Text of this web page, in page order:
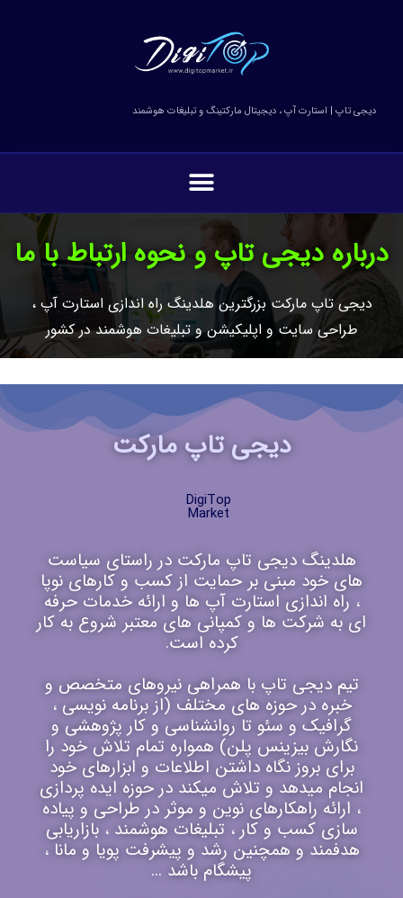
دیجی تاپ | استارت آپ ، دیجیتال مارکتینگ و تبلیغات هوشمند
منو
درباره دیجی تاپ و نحوه ارتباط با ما
دیجی تاپ مارکت بزرگترین هلدینگ راه اندازی استارت آپ ،
طراحی سایت و اپلیکیشن و تبلیغات هوشمند در کشور
دیجی تاپ مارکت
DigiTop
Market
هلدینگ دیجی تاپ مارکت در راستای سیاست
های خود مبنی بر حمایت از کسب و کارهای نوپا
، راه اندازی استارت آپ ها و ارائه خدمات حرفه
ای به شرکت ها و کمپانی های معتبر شروع به کار
کرده است.
تیم دیجی تاپ با همراهی نیروهای متخصص و
خبره در حوزه های مختلف (از برنامه نویسی ،
گرافیک و سئو تا روانشناسی و کار پژوهشی و
نگارش بیزینس پلن) همواره تمام تلاش خود را
برای بروز نگاه داشتن اطلاعات و ابزارهای خود
انجام میدهد و تلاش میکند در حوزه ایده پردازی
، ارائه راهکارهای نوین و موثر در طراحی و پیاده
سازی کسب و کار ، تبلیغات هوشمند ، بازاریابی
هدفمند و همچنین رشد و پیشرفت پویا و مانا ،
پیشگام باشد ...